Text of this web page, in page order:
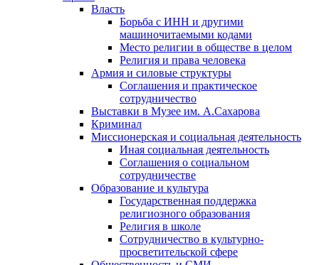
Власть
Борьба с ИНН и другими
машиночитаемыми кодами
Место религии в обществе в целом
Религия и права человека
Армия и силовые структуры
Соглашения и практическое
сотрудничество
Выставки в Музее им. А.Сахарова
Криминал
Миссионерская и социальная деятельность
Иная социальная деятельность
Соглашения о социальном
сотрудничестве
Образование и культура
Государственная поддержка
религиозного образования
Религия в школе
Сотрудничество в культурно-
просветительской сфере